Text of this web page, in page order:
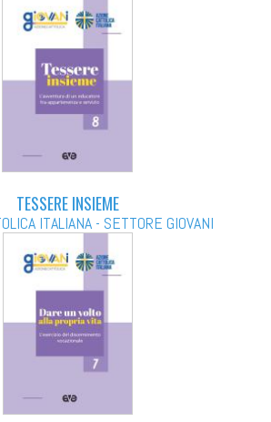
TESSERE INSIEME
ITALIANA - SETTORE GIOVANI